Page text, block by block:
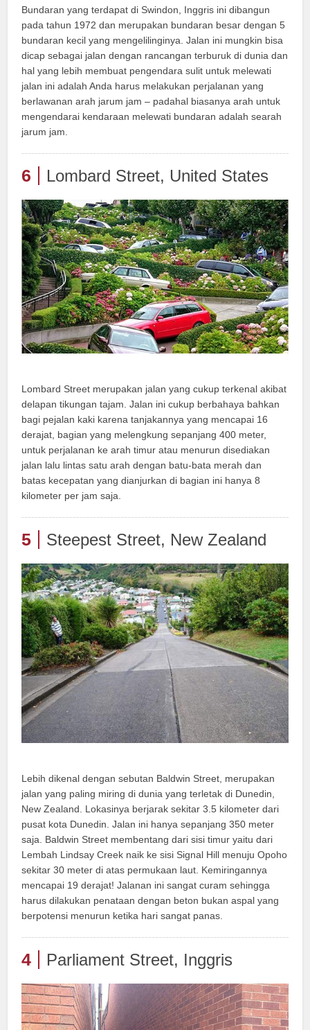
Bundaran yang terdapat di Swindon, Inggris ini dibangun
pada tahun 1972 dan merupakan bundaran besar dengan 5
bundaran kecil yang mengelilinginya. Jalan ini mungkin bisa
dicap sebagai jalan dengan rancangan terburuk di dunia dan
hal yang lebih membuat pengendara sulit untuk melewati
jalan ini adalah Anda harus melakukan perjalanan yang
berlawanan arah jarum jam – padahal biasanya arah untuk
mengendarai kendaraan melewati bundaran adalah searah
jarum jam.
6 Lombard Street, United States
Lombard Street merupakan jalan yang cukup terkenal akibat
delapan tikungan tajam. Jalan ini cukup berbahaya bahkan
bagi pejalan kaki karena tanjakannya yang mencapai 16
derajat, bagian yang melengkung sepanjang 400 meter,
untuk perjalanan ke arah timur atau menurun disediakan
jalan lalu lintas satu arah dengan batu-bata merah dan
batas kecepatan yang dianjurkan di bagian ini hanya 8
kilometer per jam saja.
5 Steepest Street, New Zealand
Lebih dikenal dengan sebutan Baldwin Street, merupakan
jalan yang paling miring di dunia yang terletak di Dunedin,
New Zealand. Lokasinya berjarak sekitar 3.5 kilometer dari
pusat kota Dunedin. Jalan ini hanya sepanjang 350 meter
saja. Baldwin Street membentang dari sisi timur yaitu dari
Lembah Lindsay Creek naik ke sisi Signal Hill menuju Opoho
sekitar 30 meter di atas permukaan laut. Kemiringannya
mencapai 19 derajat! Jalanan ini sangat curam sehingga
harus dilakukan penataan dengan beton bukan aspal yang
berpotensi menurun ketika hari sangat panas.
4 Parliament Street, Inggris